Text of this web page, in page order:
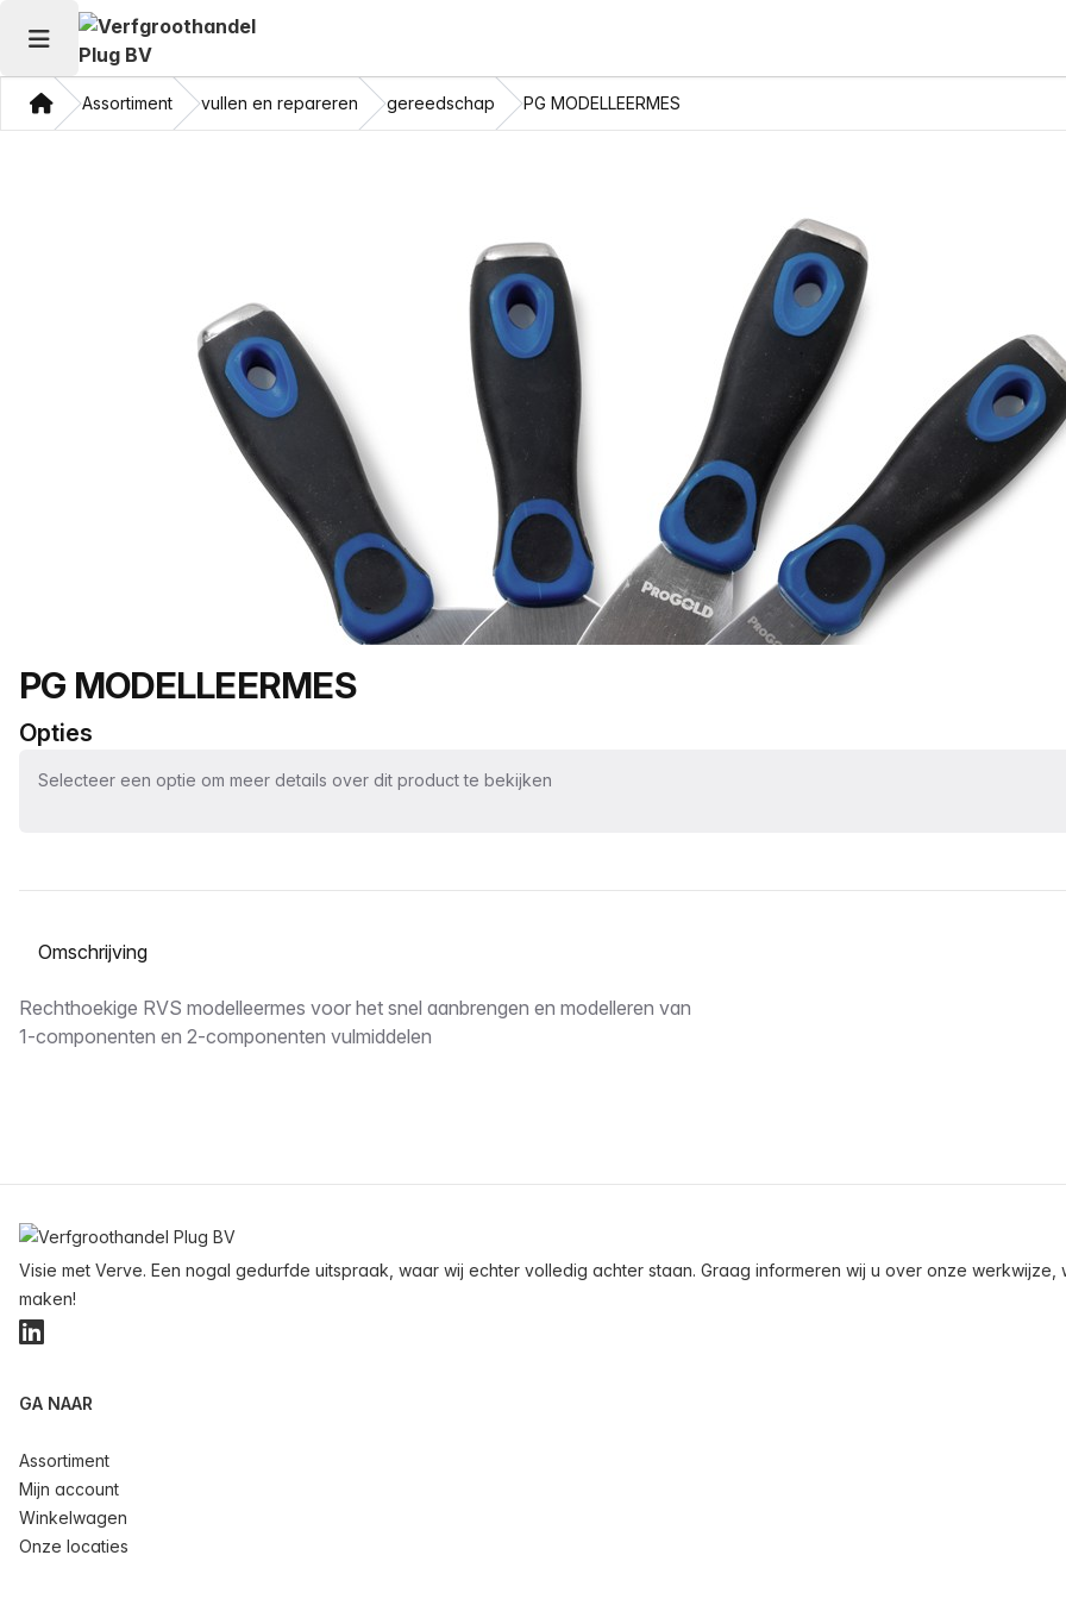
Hoofdmenu openen
ThuisAssortiment vullen en repareren gereedschap PG MODELLEERMES
Productnaam
PG MODELLEERMES
Opties
Selecteer een optie om meer details over dit product te bekijken
Selecteer een tabblad
Omschrijving
Rechthoekige RVS modelleermes voor het snel aanbrengen en modelleren van
1-componenten en 2-componenten vulmiddelen
Visie met Verve. Een nogal gedurfde uitspraak, waar wij echter volledig achter staan. Graag informeren wij u over onze
maken!
LinkedIn
GA NAAR
Assortiment
Mijn account
Winkelwagen
Onze locaties